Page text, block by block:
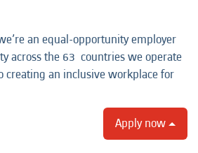
an equal-opportunity employer
across the 63 countries we operate
creating an inclusive workplace for
Apply now